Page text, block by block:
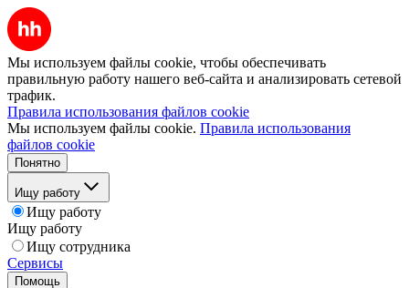
Мы используем файлы cookie, чтобы обеспечивать
правильную работу нашего веб-сайта и анализировать сетевой
трафик.
Правила использования файлов cookie
Мы используем файлы cookie. Правила использования
файлов cookie
Понятно
Ищу работу
Ищу работу
Ищу работу
Ищу сотрудника
Сервисы
Помощь